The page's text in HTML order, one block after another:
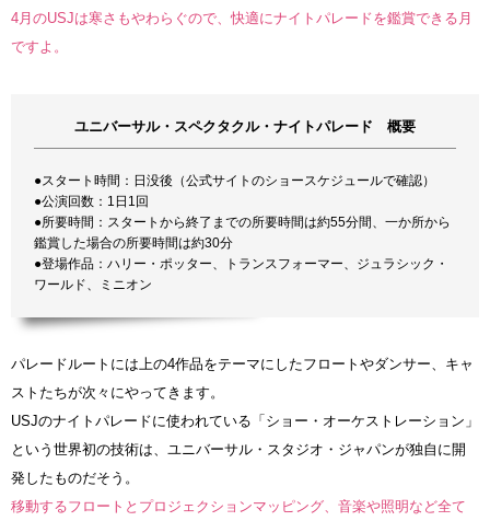
4月のUSJは寒さもやわらぐので、快適にナイトパレードを鑑賞できる月
ですよ。
ユニバーサル・スペクタクル・ナイトパレード 概要
●スタート時間：日没後（公式サイトのショースケジュールで確認）
●公演回数：1日1回
●所要時間：スタートから終了までの所要時間は約55分間、一か所から
鑑賞した場合の所要時間は約30分
●登場作品：ハリー・ポッター、トランスフォーマー、ジュラシック・
ワールド、ミニオン
パレードルートには上の4作品をテーマにしたフロートやダンサー、キャ
ストたちが次々にやってきます。
USJのナイトパレードに使われている「ショー・オーケストレーション」
という世界初の技術は、ユニバーサル・スタジオ・ジャパンが独自に開
発したものだそう。
移動するフロートとプロジェクションマッピング、音楽や照明など全て